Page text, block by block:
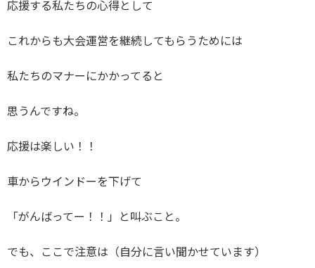
応援する私たちの心得として
これからも大会運営を継続してもらうためには
私たちのマナーにかかってると
思うんですね。
応援は楽しい！！
車からウインドーを下げて
「がんばってー！！」と叫ぶこと。
でも、ここで注意は（自分に言い聞かせています）